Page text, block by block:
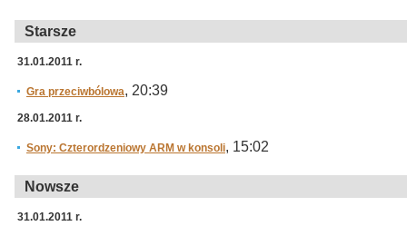
Starsze
31.01.2011 r.
Gra przeciwbólowa, 20:39
28.01.2011 r.
Sony: Czterordzeniowy ARM w konsoli, 15:02
Nowsze
31.01.2011 r.